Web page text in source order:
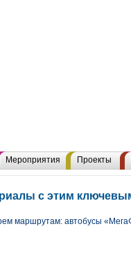
Мероприятия Проекты
с этим
маршрутам: автобусы